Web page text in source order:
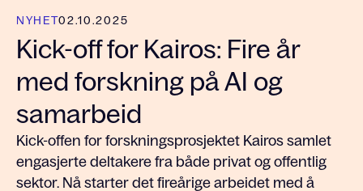
NYHET02.10.2025
Kick-off for Kairos: Fire år
med forskning på AI og
samarbeid
Kick-offen for forskningsprosjektet Kairos samlet
engasjerte deltakere fra både privat og offentlig
sektor. Nå starter det fireårige arbeidet med å